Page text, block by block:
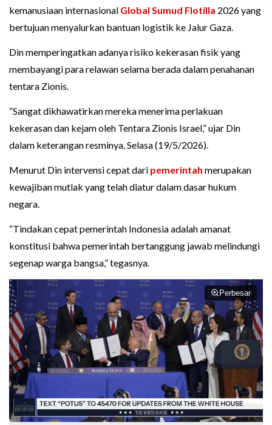
kemanusiaan internasional Global Sumud Flotilla 2026 yang
bertujuan menyalurkan bantuan logistik ke Jalur Gaza.
Din memperingatkan adanya risiko kekerasan fisik yang
membayangi para relawan selama berada dalam penahanan
tentara Zionis.
“Sangat dikhawatirkan mereka menerima perlakuan
kekerasan dan kejam oleh Tentara Zionis Israel,” ujar Din
dalam keterangan resminya, Selasa (19/5/2026).
Menurut Din intervensi cepat dari pemerintah merupakan
kewajiban mutlak yang telah diatur dalam dasar hukum
negara.
“Tindakan cepat pemerintah Indonesia adalah amanat
konstitusi bahwa pemerintah bertanggung jawab melindungi
segenap warga bangsa,” tegasnya.
Perbesar